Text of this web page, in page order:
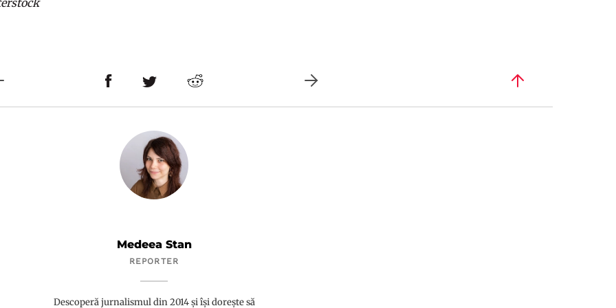
Medeea Stan
REPORTER
Descoperă jurnalismul din 2014 și își dorește să